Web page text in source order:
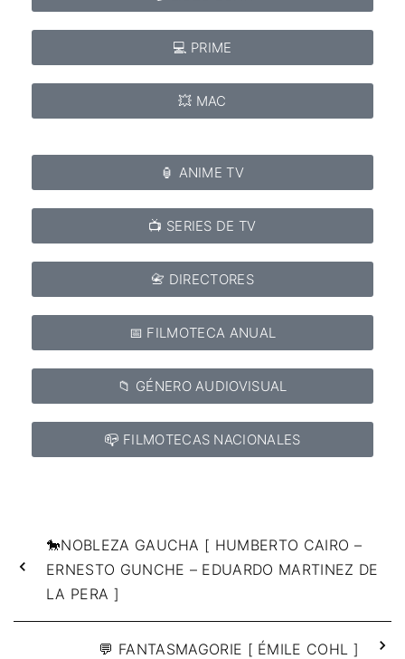
💻 PRIME
💥 MAC
🏮 ANIME TV
📺 SERIES DE TV
📇 DIRECTORES
📅 FILMOTECA ANUAL
📁 GÉNERO AUDIOVISUAL
📪 FILMOTECAS NACIONALES
🐎NOBLEZA GAUCHA [ HUMBERTO CAIRO –
ERNESTO GUNCHE – EDUARDO MARTINEZ DE
LA PERA ]
💬 FANTASMAGORIE [ ÉMILE COHL ]